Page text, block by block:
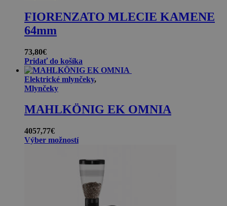
FIORENZATO MLECIE KAMENE
64mm
73,80€
Pridať do košíka
Elektrické mlynčeky,
Mlynčeky
MAHLKÖNIG EK OMNIA
4057,77€
Výber možností